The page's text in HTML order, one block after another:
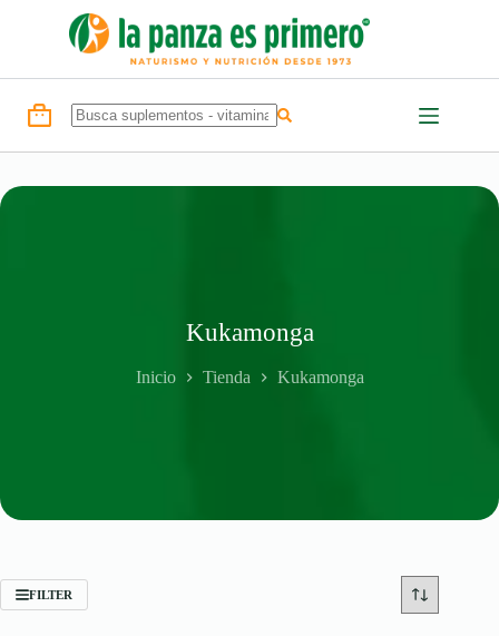
Shopping
results
Kukamonga
Inicio Tienda Kukamonga
FILTER